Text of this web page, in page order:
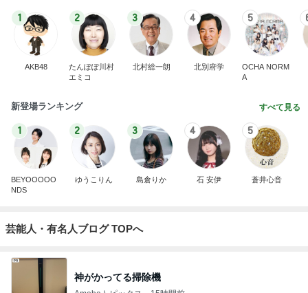
1
AKB48
2
たんぽぽ川村
エミコ
3
北村総一朗
4
北別府学
5
OCHA NORM
A
新登場ランキング すべて見る
1
BEYOOOOO
NDS
2
ゆうこりん
3
島倉りか
4
石 安伊
5
蒼井心音
芸能人・有名人ブログ TOPへ
神がかってる掃除機